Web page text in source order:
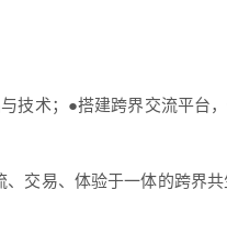
技术；●搭建跨界交流平台
交易、体验于一体的跨界